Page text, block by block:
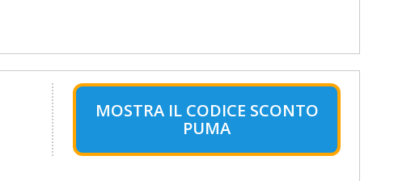
MOSTRA IL CODICE SCONTO
PUMA